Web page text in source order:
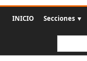
INICIO Secciones ▼